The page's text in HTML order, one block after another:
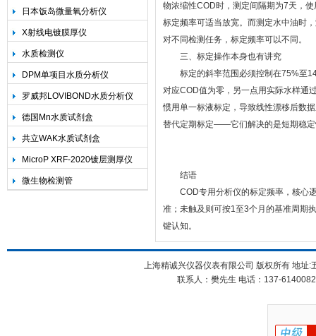
日本饭岛微量氧分析仪
X射线电镀膜厚仪
水质检测仪
DPM单项目水质分析仪
罗威邦LOVIBOND水质分析仪
德国Mn水质试剂盒
共立WAK水质试剂盒
MicroP XRF-2020镀层测厚仪
微生物检测管
物浓缩性COD时，测定间隔期为7天，
标定频率可适当放宽。而测定水中油时
对不同检测任务，标定频率可以不同。
三、标定操作本身也有讲究
标定的斜率范围必须控制在75%至
对应COD值为零，另一点用实际水样通
惯用单一标液标定，导致线性漂移后数
替代定期标定——它们解决的是短期稳定
结语
COD专用分析仪的标定频率，核心逻
准；未触及则可按1至3个月的基准周期
键认知。
上海精诚兴仪器仪表有限公司 版权所有 地址
联系人：樊先生 电话：137-